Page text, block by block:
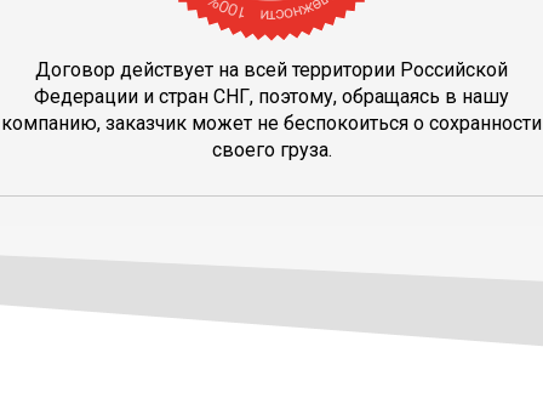
Договор действует на всей территории Российской
Федерации и стран СНГ, поэтому, обращаясь в нашу
компанию, заказчик может не беспокоиться о сохранности
своего груза.